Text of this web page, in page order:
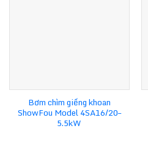
Bơm chìm giếng khoan
ShowFou Model 4SA16/20–
5.5kW